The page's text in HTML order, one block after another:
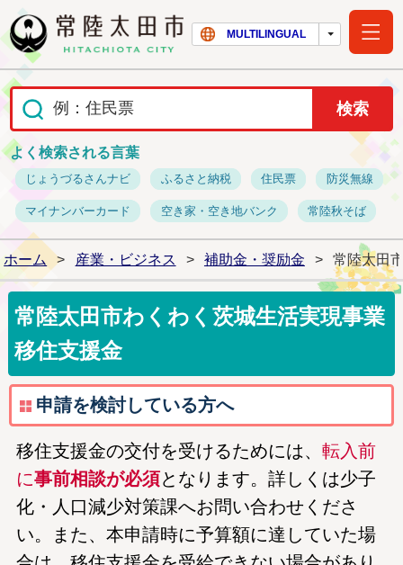
常陸太田市ホー
MULTILINGUAL
よく検索される言葉
じょうづるさんナビ ふるさと納税 住民票 防災無線
マイナンバーカード 空き家・空き地バンク 常陸秋そば
ホーム > 産業・ビジネス > 補助金・奨励金 > 常陸太田
常陸太田市わくわく茨城生活実現事業
移住支援金
申請を検討している方へ
移住支援金の交付を受けるためには、 転入前
に事前相談が必須となります。詳しくは少子
化・人口減少対策課へお問い合わせくださ
い。また、本申請時に予算額に達していた場